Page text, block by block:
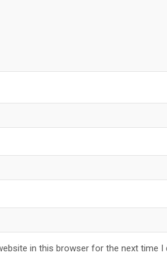
in this browser for the next time I